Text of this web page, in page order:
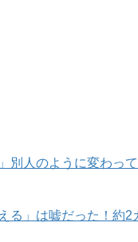
の基本性格は次のペ
別人のように変わ
る」は嘘だった！約